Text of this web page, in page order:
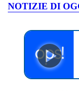
NOTIZIE DI